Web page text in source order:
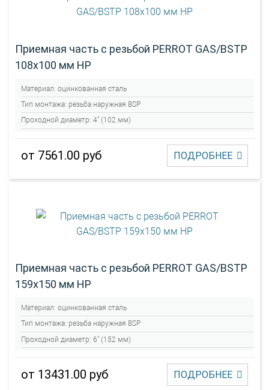
Приемная часть с резьбой PERROT GAS/BSTP
108х100 мм НР
Материал: оцинкованная сталь
Тип монтажа: резьба наружная BSP
Проходной диаметр: 4" (102 мм)
от 7561.00 руб ПОДРОБНЕЕ
Приемная часть с резьбой PERROT GAS/BSTP
159х150 мм НР
Материал: оцинкованная сталь
Тип монтажа: резьба наружная BSP
Проходной диаметр: 6" (152 мм)
от 13431.00 руб ПОДРОБНЕЕ